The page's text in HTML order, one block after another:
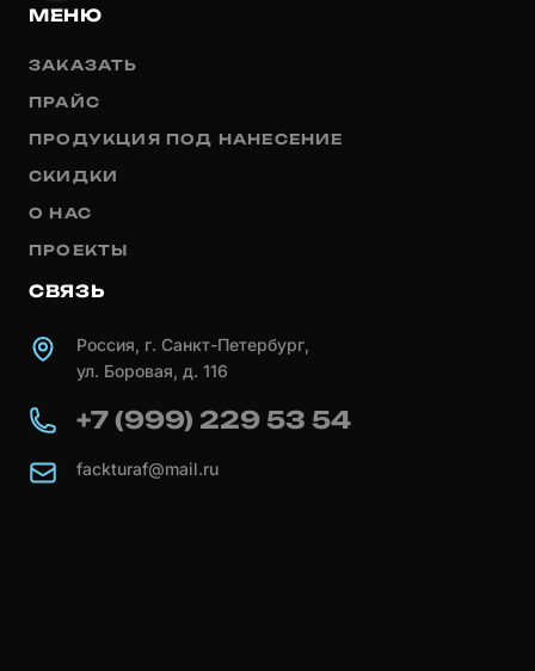
МЕНЮ
ЗАКАЗАТЬ
ПРАЙС
ПРОДУКЦИЯ ПОД НАНЕСЕНИЕ
СКИДКИ
О НАС
ПРОЕКТЫ
СВЯЗЬ
Россия, г. Санкт-Петербург,
ул. Боровая, д. 116
+7 (999) 229 53 54
fackturaf@mail.ru